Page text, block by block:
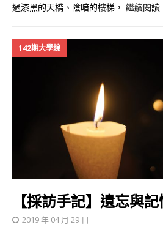
過漆黑的天橋、陰暗的樓梯， 繼續閱讀
142期大學線
【採訪手記】遺忘與
2019 年 04 月 29 日